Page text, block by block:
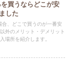
買うならどこが安
した
、どこで買うのが一番安
外のメリット・デメリット
場所を紹介します。